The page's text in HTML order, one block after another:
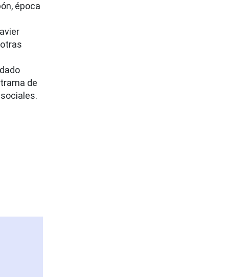
época
de